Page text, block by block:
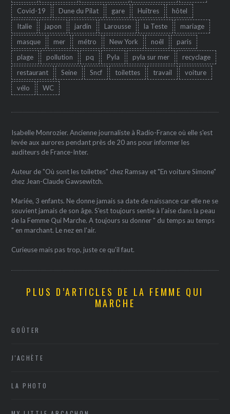
Covid-19
Dune du Pilat gare Huîtres
hôtel
Italie
japon jardin Larousse la Teste
mariage
masque
mer métro New York noêl
paris
plage
pollution pq Pyla pyla sur mer
recyclage
restaurant
Seine Sncf toilettes travail
voiture
vélo
WC
Isabelle Monrozier. Ancienne journaliste à Radio-France où elle s'est
levée aux aurores pendant près de 20 ans pour informer les
auditeurs de France-Inter.
Auteur de "Où sont les toilettes" chez Ramsay et "En voiture Simone"
chez Jean-Claude Gawsewitch.
Mariée, 3 enfants. Ne donne jamais sa date de naissance car elle ne se
souvient jamais de son âge. S'est toujours sentie à l'aise dans la peau
de la Femme Qui Marche. A toujours su donner " du temps au temps
" en marchant. Le nez en l'air.
Curieuse mais pas trop, juste ce qu'il faut.
PLUS D’ARTICLES DE LA FEMME QUI
MARCHE
GOÛTER
J'ACHÈTE
LA PHOTO